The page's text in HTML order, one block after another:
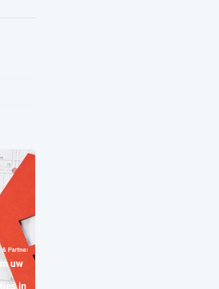
& Partners
uw
in